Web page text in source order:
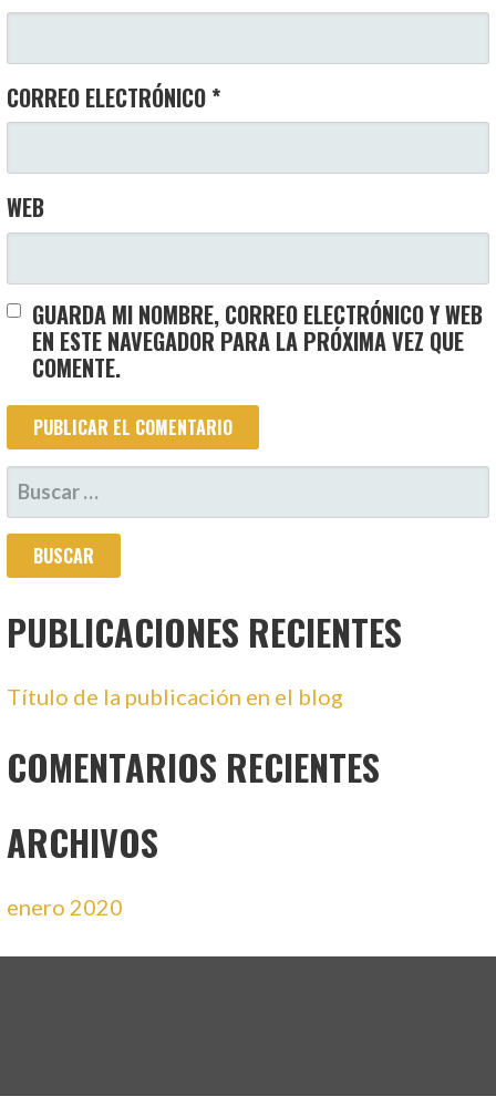
CORREO ELECTRÓNICO *
WEB
GUARDA MI NOMBRE, CORREO ELECTRÓNICO Y WEB
EN ESTE NAVEGADOR PARA LA PRÓXIMA VEZ QUE
COMENTE.
BUSCAR:
PUBLICACIONES RECIENTES
Título de la publicación en el blog
COMENTARIOS RECIENTES
ARCHIVOS
enero 2020